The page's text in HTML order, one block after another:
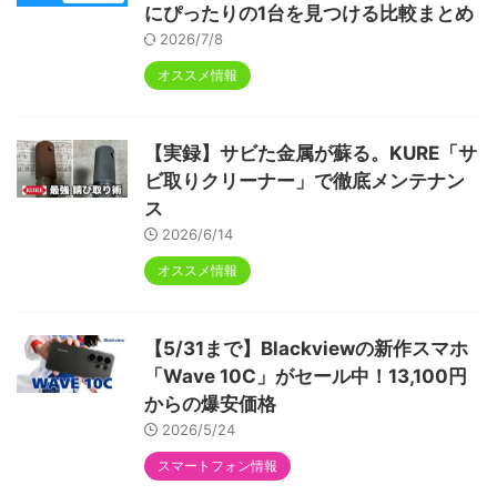
にぴったりの1台を見つける比較まとめ
2026/7/8
オススメ情報
【実録】サビた金属が蘇る。KURE「サ
ビ取りクリーナー」で徹底メンテナン
ス
2026/6/14
オススメ情報
【5/31まで】Blackviewの新作スマホ
「Wave 10C」がセール中！13,100円
からの爆安価格
2026/5/24
スマートフォン情報